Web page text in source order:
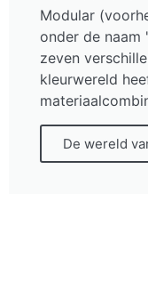
Modular
onder de naam
zeven
kleurwereld
De wereld